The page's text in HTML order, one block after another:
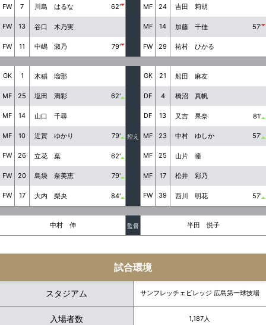
FW 7 川島 はるな 62' MF 24 吉田 莉胡
FW 13 谷口 木乃実 MF 14 加藤 千佳 57'
FW 11 中嶋 淑乃 79' FW 29 祐村 ひかる
控え
GK 1 木稲 瑠那 GK 21 船田 麻友
MF 25 塩田 満彩 62' DF 4 橋沼 真帆
MF 14 山口 千尋 DF 13 又吉 果奈 81'
MF 10 近賀 ゆかり 79' MF 23 中村 ゆしか 57'
FW 26 立花 葉 62' MF 25 山片 瞳
FW 20 島袋 奈美恵 79' MF 17 松井 彩乃
FW 17 大内 梨央 84' FW 39 西川 明花 57'
監督
中村 伸 半田 悦子
試合環境
スタジアム サンフレッチェビレッジ 広島第一球技場
入場者数 1,187人